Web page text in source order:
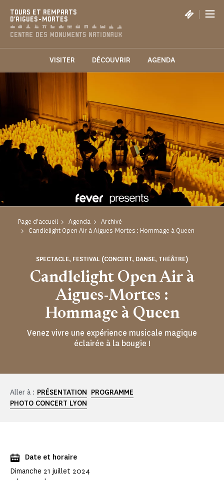
TOURS ET REMPARTS
D'AIGUES-MORTES
|
VISITER DÉCOUVRIR AGENDA
Page d'accueil Agenda
Archivé
Candlelight Open Air à Aigues-Mortes : Hommage à Queen
Candlelight Open Air à
Aigues-Mortes :
Hommage à Queen
SPECTACLE, FESTIVAL (CONCERT, DANSE, THÉÂTRE)
Venez vivre une expérience musicale magique
éclairée à la bougie !
Aller à : PRÉSENTATION PROGRAMME
PHOTO CONCERT LYON
Date et horaire
Dimanche 21 juillet 2024